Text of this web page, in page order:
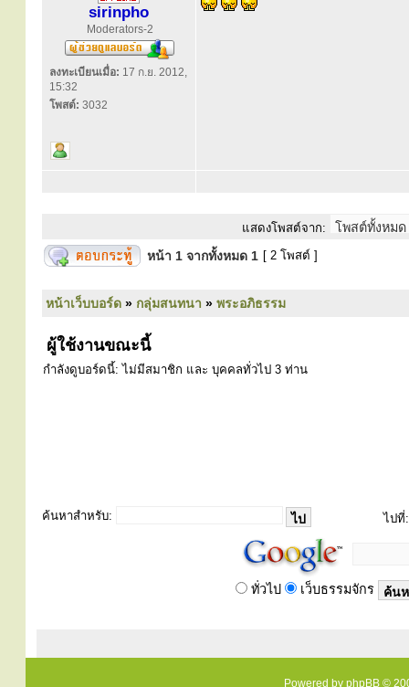
sirinpho
Moderators-2
ลงทะเบียนเมื่อ: 17 ก.ย. 2012,
15:32
โพสต์: 3032
แสดงโพสต์จาก:
หน้า 1 จากทั้งหมด 1 [ 2 โพสต์ ]
หน้าเว็บบอร์ด » กลุ่มสนทนา » พระอภิธรรม
ผู้ใช้งานขณะนี้
กำลังดูบอร์ดนี้: ไม่มีสมาชิก และ บุคคลทั่วไป 3 ท่าน
ค้นหาสำหรับ: ไปที่:
ทั่วไป เว็บธรรมจักร
Powered by phpBB ©